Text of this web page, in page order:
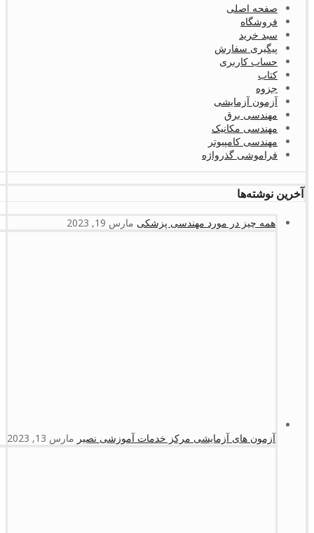
صفحه اصلی
فروشگاه
سبد خرید
پیگیری سفارش
حساب کاربری
کتاب
جزوه
آزمون آزمایشی
مهندسی برق
مهندسی مکانیک
مهندسی کامپیوتر
فراموشی گذرواژه
آخرین نوشته‌ها
همه چیز در مورد مهندسی پزشکی مارس 19, 2023
آزمون های آزمایشی مرکز خدمات آموزشی نصیر مارس 13, 2023